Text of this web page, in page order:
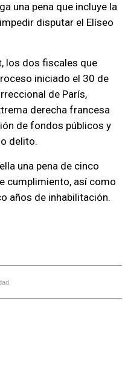
una pena que incluye la
disputar el Elíseo
los dos fiscales que
iniciado el 30 de
de París,
derecha francesa
de fondos públicos y
delito.
una pena de cinco
cumplimiento, así como
años de inhabilitación.